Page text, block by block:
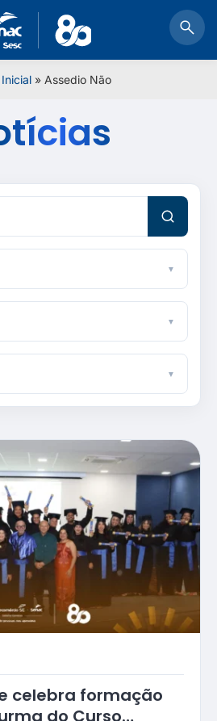
» Assedio Não
celebra formação
do Curso